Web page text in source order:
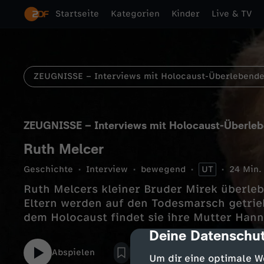
cmp-dialog-
Deine
Um dir eine optimale
Startseite Kategorien Kinder Live & TV
ZEUGNISSE – Interviews mit Holocaust-
ZEUGNISSE – Interviews mit Holocaust-
Ruth Melcer
Geschichte Interview bewegend UT 24 Min.
Ruth Melcers kleiner Bruder Mirek
Eltern werden auf den Todesmarsch
dem Holocaust findet sie ihre Mutter
Abspielen